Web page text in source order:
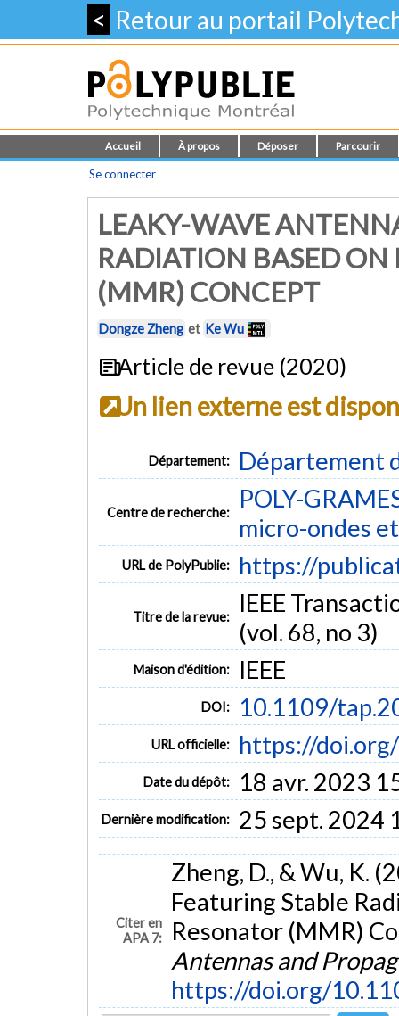
< Retour au portail
Accueil À propos Déposer Parcourir
Se connecter
LEAKY-WAVE
RADIATION BASED
(MMR) CONCEPT
Dongze Zheng et Ke Wu
Article de revue (2020)
Un lien externe est
Département: Département
Centre de recherche:
POLY-
micro-ondes
URL de PolyPublie: https://
Titre de la revue:
IEEE
(vol. 68, no 3)
Maison d'édition: IEEE
DOI: 10.1109/
URL officielle: https://
Date du dépôt: 18 avr. 2023
Dernière modification: 25 sept. 2024
Citer en
APA 7:
Zheng, D., & Wu, K.
Featuring Stable
Resonator (MMR)
Antennas and
https://doi.org/